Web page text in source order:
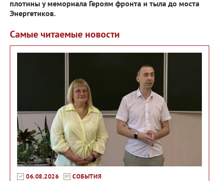
плотины у мемориала Героям фронта и тыла до моста
Энергетиков.
Самые читаемые новости
06.08.2026 СОБЫТИЯ